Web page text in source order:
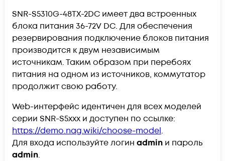
SNR-S5310G-48TX-2DC имеет два встроенных
блока питания 36-72V DC. Для обеспечения
резервирования подключение блоков питания
производится к двум независимым
источникам. Таким образом при перебоях
питания на одном из источников, коммутатор
продолжит свою работу.
Web-интерфейс идентичен для всех моделей
серии SNR-S5xxx и доступен по ссылке:
https://demo.nag.wiki/choose-model.
Для входа используйте логин admin и пароль
admin.